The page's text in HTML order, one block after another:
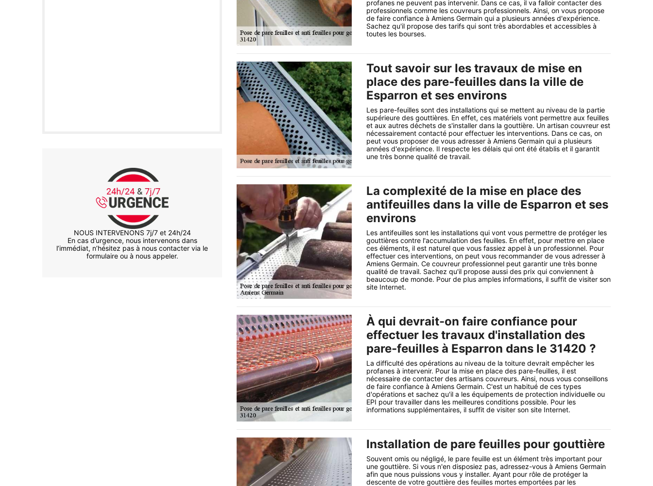
NOUS INTERVENONS 7j/7 et 24h/24
En cas d’urgence, nous intervenons dans
l’immédiat, n’hésitez pas à nous contacter via le
formulaire ou à nous appeler.
profanes ne peuvent pas intervenir. Dans ce cas, il va falloir contacter des
professionnels comme les couvreurs professionnels. Ainsi, on vous propose
de faire confiance à Amiens Germain qui a plusieurs années d'expérience.
Sachez qu'il propose des tarifs qui sont très abordables et accessibles à
toutes les bourses.
Tout savoir sur les travaux de mise en
place des pare-feuilles dans la ville de
Esparron et ses environs
Les pare-feuilles sont des installations qui se mettent au niveau de la partie
supérieure des gouttières. En effet, ces matériels vont permettre aux feuilles
et aux autres déchets de s'installer dans la gouttière. Un artisan couvreur est
nécessairement contacté pour effectuer les interventions. Dans ce cas, on
peut vous proposer de vous adresser à Amiens Germain qui a plusieurs
années d'expérience. Il respecte les délais qui ont été établis et il garantit
une très bonne qualité de travail.
La complexité de la mise en place des
antifeuilles dans la ville de Esparron et ses
environs
Les antifeuilles sont les installations qui vont vous permettre de protéger les
gouttières contre l'accumulation des feuilles. En effet, pour mettre en place
ces éléments, il est naturel que vous fassiez appel à un professionnel. Pour
effectuer ces interventions, on peut vous recommander de vous adresser à
Amiens Germain. Ce couvreur professionnel peut garantir une très bonne
qualité de travail. Sachez qu'il propose aussi des prix qui conviennent à
beaucoup de monde. Pour de plus amples informations, il suffit de visiter son
site Internet.
À qui devrait-on faire confiance pour
effectuer les travaux d'installation des
pare-feuilles à Esparron dans le 31420 ?
La difficulté des opérations au niveau de la toiture devrait empêcher les
profanes à intervenir. Pour la mise en place des pare-feuilles, il est
nécessaire de contacter des artisans couvreurs. Ainsi, nous vous conseillons
de faire confiance à Amiens Germain. C'est un habitué de ces types
d'opérations et sachez qu'il a les équipements de protection individuelle ou
EPI pour travailler dans les meilleures conditions possible. Pour les
informations supplémentaires, il suffit de visiter son site Internet.
Installation de pare feuilles pour gouttière
Souvent omis ou négligé, le pare feuille est un élément très important pour
une gouttière. Si vous n'en disposiez pas, adressez-vous à Amiens Germain
afin que nous puissions vous y installer. Ayant pour rôle de protéger la
descente de votre gouttière des feuilles mortes emportées par les